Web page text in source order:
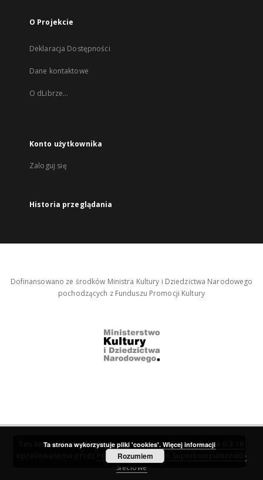
O Projekcie
Deklaracja Dostępności
Dane kontaktowe
O dLibrze...
Konto użytkownika
Zaloguj się
Historia przeglądania
Dofinansowano ze środków Ministra Kultury i Dziedzictwa Narodowego
pochodzących z Funduszu Promocji Kultury
Ten serwis działa dzięki oprogramowaniuDInGO dLibra 6.3.16
Poznańskie Centrum Superkomputerowo-
Sieciowe
Ta strona wykorzystuje pliki 'cookies'. Więcej informacji
Rozumiem